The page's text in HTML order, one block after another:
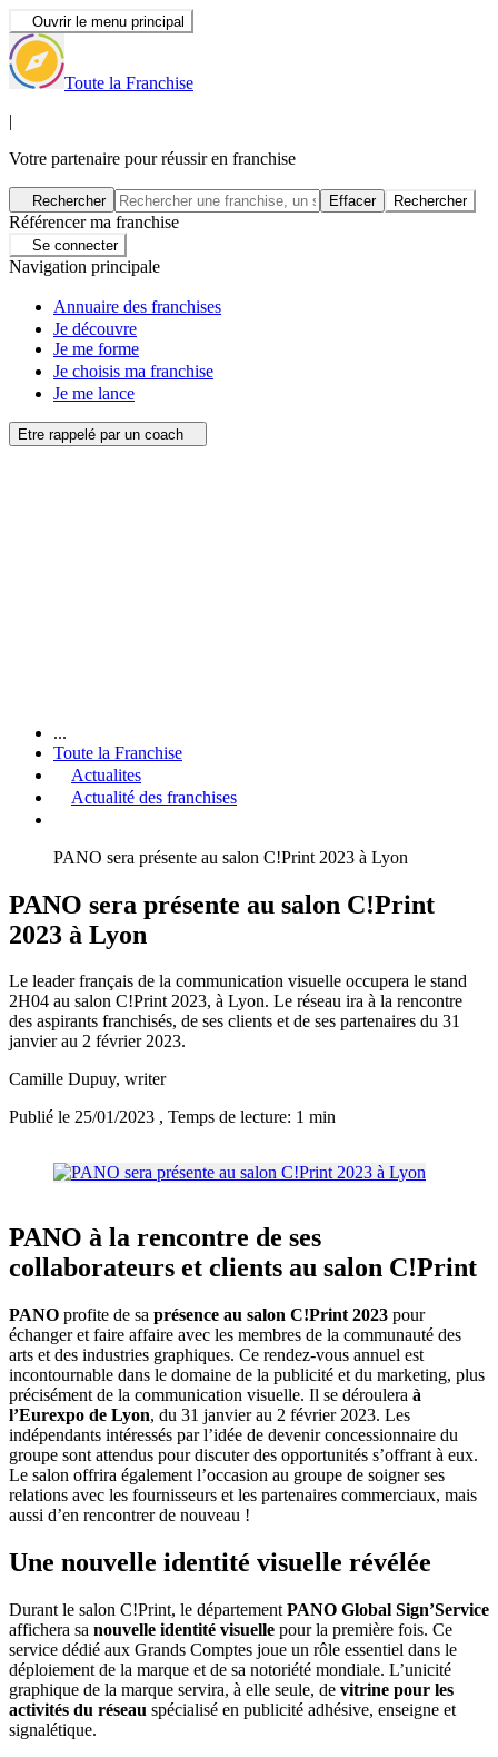
Ouvrir le menu principal
Toute la Franchise
|
Votre partenaire pour réussir en franchise
Rechercher Effacer Rechercher
Référencer ma franchise
Se connecter
Navigation principale
Annuaire des franchises
Je découvre
Je me forme
Je choisis ma franchise
Je me lance
Etre rappelé par un coach
...
Toute la Franchise
Actualites
Actualité des franchises
PANO sera présente au salon C!Print 2023 à Lyon
PANO sera présente au salon C!Print
2023 à Lyon
Le leader français de la communication visuelle occupera le stand
2H04 au salon C!Print 2023, à Lyon. Le réseau ira à la rencontre
des aspirants franchisés, de ses clients et de ses partenaires du 31
janvier au 2 février 2023.
Camille Dupuy, writer
Publié le 25/01/2023 , Temps de lecture: 1 min
PANO à la rencontre de ses
collaborateurs et clients au salon C!Print
PANO profite de sa présence au salon C!Print 2023 pour
échanger et faire affaire avec les membres de la communauté des
arts et des industries graphiques. Ce rendez-vous annuel est
incontournable dans le domaine de la publicité et du marketing, plus
précisément de la communication visuelle. Il se déroulera à
l’Eurexpo de Lyon, du 31 janvier au 2 février 2023. Les
indépendants intéressés par l’idée de devenir concessionnaire du
groupe sont attendus pour discuter des opportunités s’offrant à eux.
Le salon offrira également l’occasion au groupe de soigner ses
relations avec les fournisseurs et les partenaires commerciaux, mais
aussi d’en rencontrer de nouveau !
Une nouvelle identité visuelle révélée
Durant le salon C!Print, le département PANO Global Sign’Service
affichera sa nouvelle identité visuelle pour la première fois. Ce
service dédié aux Grands Comptes joue un rôle essentiel dans le
déploiement de la marque et de sa notoriété mondiale. L’unicité
graphique de la marque servira, à elle seule, de vitrine pour les
activités du réseau spécialisé en publicité adhésive, enseigne et
signalétique.